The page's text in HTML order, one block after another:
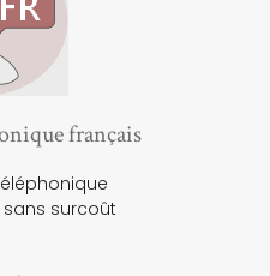
français
surcoût